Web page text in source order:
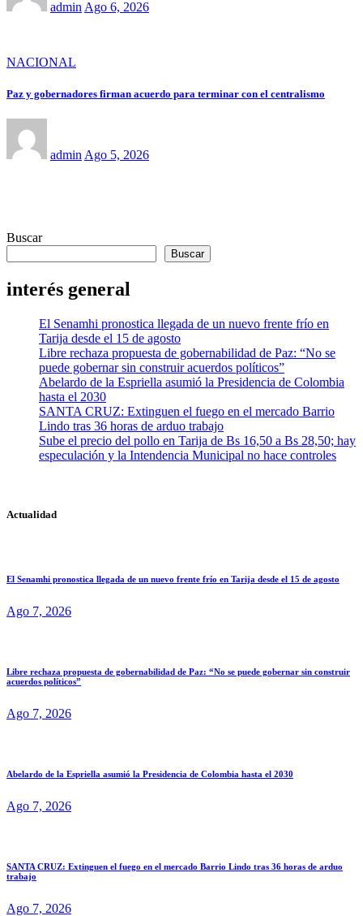
admin Ago 6, 2026
NACIONAL
Paz y gobernadores firman acuerdo para terminar con el centralismo
admin Ago 5, 2026
Buscar
Buscar
interés general
El Senamhi pronostica llegada de un nuevo frente frío en
Tarija desde el 15 de agosto
Libre rechaza propuesta de gobernabilidad de Paz: “No se
puede gobernar sin construir acuerdos políticos”
Abelardo de la Espriella asumió la Presidencia de Colombia
hasta el 2030
SANTA CRUZ: Extinguen el fuego en el mercado Barrio
Lindo tras 36 horas de arduo trabajo
Sube el precio del pollo en Tarija de Bs 16,50 a Bs 28,50; hay
especulación y la Intendencia Municipal no hace controles
Actualidad
El Senamhi pronostica llegada de un nuevo frente frío en Tarija desde el 15 de agosto
Ago 7, 2026
Libre rechaza propuesta de gobernabilidad de Paz: “No se puede gobernar sin construir
acuerdos políticos”
Ago 7, 2026
Abelardo de la Espriella asumió la Presidencia de Colombia hasta el 2030
Ago 7, 2026
SANTA CRUZ: Extinguen el fuego en el mercado Barrio Lindo tras 36 horas de arduo
trabajo
Ago 7, 2026